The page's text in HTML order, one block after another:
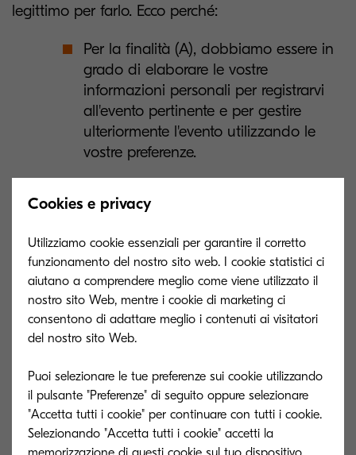
legittimo per farlo. Ecco perché:
Per la finalità (A), dobbiamo essere in
grado di elaborare le vostre
informazioni personali per registrarvi
all'evento pertinente e per gestire
ulteriormente l'evento utilizzando le
vostre preferenze.
(i) abbiamo un legittimo interesse a
prodotto o un servizio con noi, è nel
nostro legittimo interesse essere in
grado di notificarvi i nostri prodotti e
servizi simili.
necessario per la relazione con il
partner aziendale che un referente del
partner aziendale gestisca l'account. Ci
avete fornito direttamente le vostre
Cookies e privacy
Utilizziamo cookie essenziali per garantire il corretto
funzionamento del nostro sito web. I cookie statistici ci
aiutano a comprendere meglio come viene utilizzato il
nostro sito Web, mentre i cookie di marketing ci
consentono di adattare meglio i contenuti ai visitatori
del nostro sito Web.
Puoi selezionare le tue preferenze sui cookie utilizzando
il pulsante "Preferenze" di seguito oppure selezionare
"Accetta tutti i cookie" per continuare con tutti i cookie.
Selezionando "Accetta tutti i cookie" accetti la